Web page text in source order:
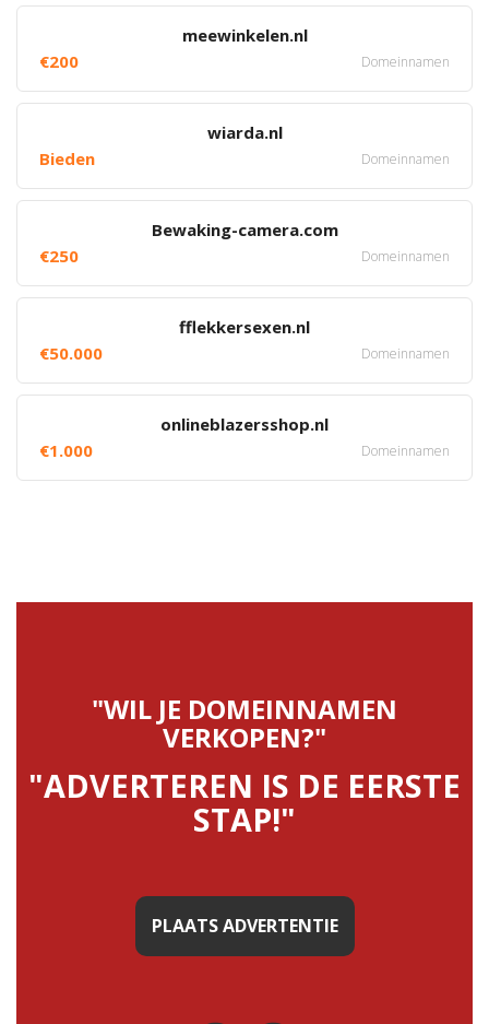
meewinkelen.nl
€200
Domeinnamen
wiarda.nl
Bieden
Domeinnamen
Bewaking-camera.com
€250
Domeinnamen
fflekkersexen.nl
€50.000
Domeinnamen
onlineblazersshop.nl
€1.000
Domeinnamen
"WIL JE DOMEINNAMEN
VERKOPEN?"
"ADVERTEREN IS DE EERSTE
STAP!"
PLAATS ADVERTENTIE